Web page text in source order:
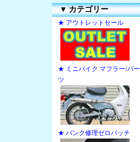
▼カテゴリー
★ アウトレットセール
★ ミニバイク マフラー/パー
ツ
★ パンク修理ゼロパッチ